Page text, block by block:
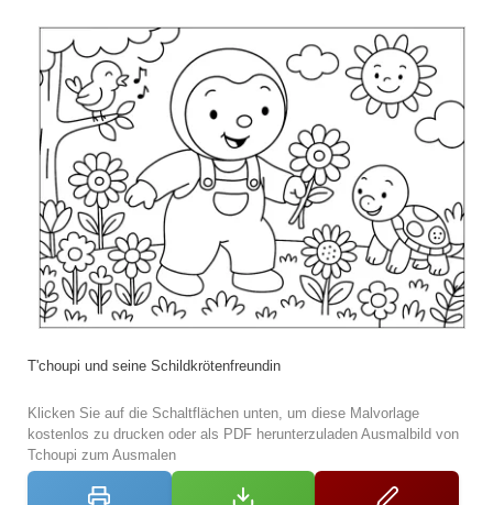
T'choupi und seine Schildkrötenfreundin
Klicken Sie auf die Schaltflächen unten, um diese Malvorlage
kostenlos zu drucken oder als PDF herunterzuladen Ausmalbild von
Tchoupi zum Ausmalen